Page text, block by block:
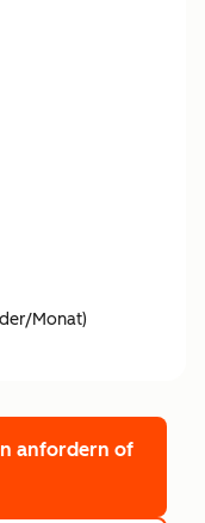
Monat)
anfordern of